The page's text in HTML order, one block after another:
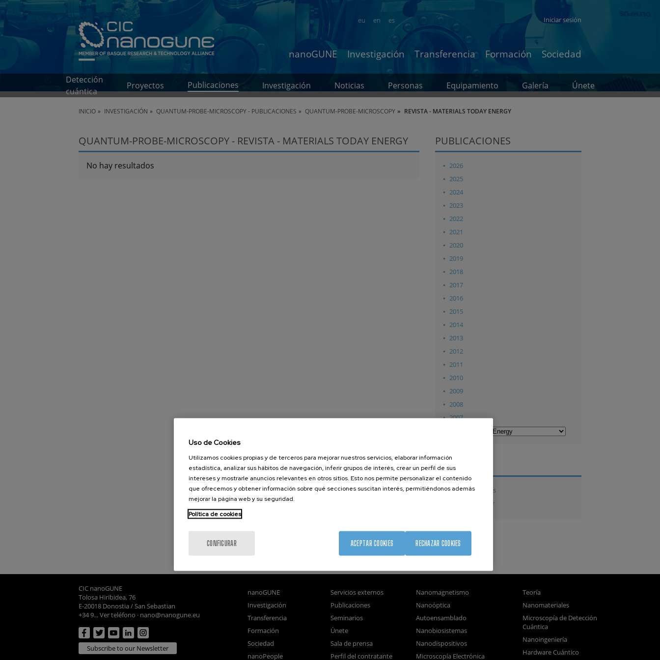
en es
eu Iniciar sesión
nanoGUNE Investigación Transferencia Formación Sociedad
Detección
cuántica
Proyectos Publicaciones Investigación Noticias Personas Equipamiento Galería Únete
INICIO INVESTIGACIÓN QUANTUM-PROBE-MICROSCOPY - PUBLICACIONES QUANTUM-PROBE-MICROSCOPY REVISTA - MATERIALS TODAY ENERGY
QUANTUM-PROBE-MICROSCOPY - REVISTA - MATERIALS TODAY ENERGY
No hay resultados
PUBLICACIONES
2026
2025
2024
2023
2022
2021
2020
2019
2018
2017
2016
2015
2014
2013
2012
2011
2010
2009
2008
2007
TESIS
Tesis doctorales
Tesis de Máster
CIC nanoGUNE
Tolosa Hiribidea, 76
E-20018 Donostia / San Sebastian
+34 9... Ver teléfono · nano@nanogune.eu
Subscribe to our Newsletter
nanoGUNE
Investigación
Transferencia
Formación
Sociedad
nanoPeople
Servicios externos
Publicaciones
Seminarios
Únete
Sala de prensa
Perfil del contratante
Nanomagnetismo
Nanoóptica
Autoensamblado
Nanobiosistemas
Nanodispositivos
Microscopía Electrónica
Teoría
Nanomateriales
Microscopía de Detección
Cuántica
Nanoingeniería
Hardware Cuántico
Uso de Cookies
Utilizamos cookies propias y de terceros para mejorar nuestros servicios, elaborar información
estadística, analizar sus hábitos de navegación, inferir grupos de interés, crear un perfil de sus
intereses y mostrarle anuncios relevantes en otros sitios. Esto nos permite personalizar el contenido
que ofrecemos y obtener información sobre qué secciones suscitan interés, permitiéndonos además
mejorar la página web y su seguridad.
Política de cookies
CONFIGURAR RECHAZAR COOKIES
ACEPTAR COOKIES